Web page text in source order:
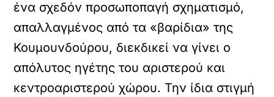
ένα σχεδόν προσωποπαγή σχηματισμό,
απαλλαγμένος από τα «βαρίδια» της
Κουμουνδούρου, διεκδικεί να γίνει ο
απόλυτος ηγέτης του αριστερού και
κεντροαριστερού χώρου. Την ίδια στιγμή